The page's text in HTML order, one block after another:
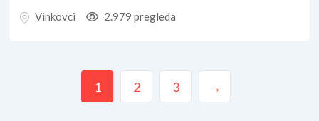
Vinkovci 2.979 pregleda
1 2 3 →